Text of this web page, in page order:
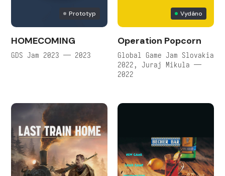
Prototyp
HOMECOMING
GDS Jam 2023 — 2023
Vydáno
Operation Popcorn
Global Game Jam Slovakia
2022, Juraj Mikula —
2022